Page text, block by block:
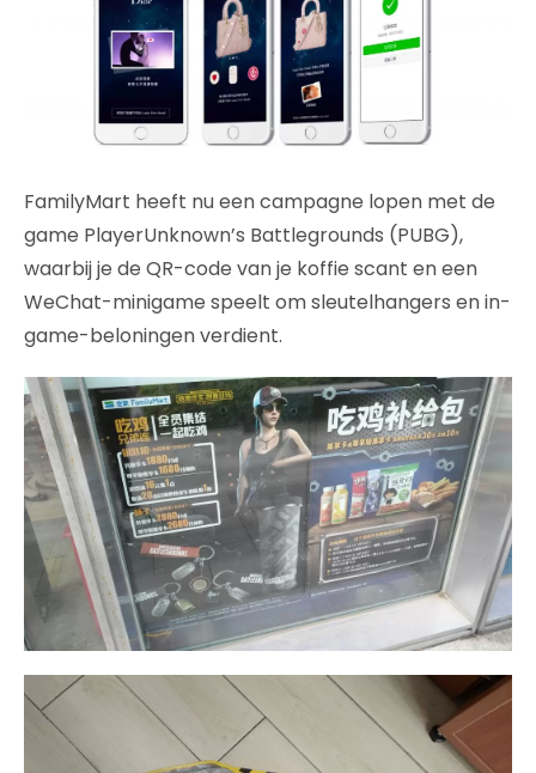
FamilyMart heeft nu een campagne lopen met de
game PlayerUnknown’s Battlegrounds (PUBG),
waarbij je de QR-code van je koffie scant en een
WeChat-minigame speelt om sleutelhangers en in-
game-beloningen verdient.